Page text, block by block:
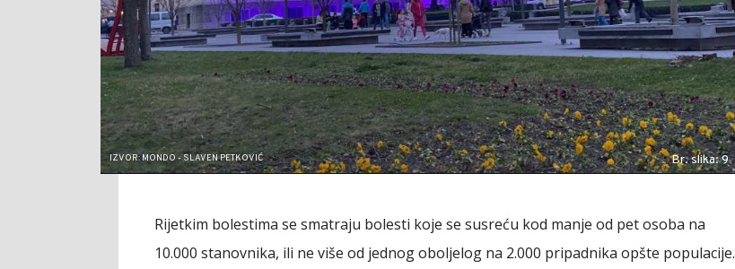
IZVOR: MONDO - SLAVEN PETKOVIĆ Br. slika: 9
Rijetkim bolestima se smatraju bolesti koje se susreću kod manje od pet osoba na
10.000 stanovnika, ili ne više od jednog oboljelog na 2.000 pripadnika opšte populacije.